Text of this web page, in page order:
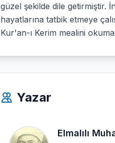
güzel şekilde dile getirmiştir.
hayatlarına tatbik etmeye
Kur'an-ı Kerim mealini
Yazar
Elmalılı